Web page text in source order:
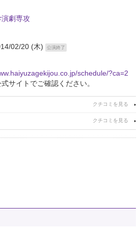
劇専攻
02/20 (木)
公演終了
schedule/?ca=2
サイトでご確認ください。